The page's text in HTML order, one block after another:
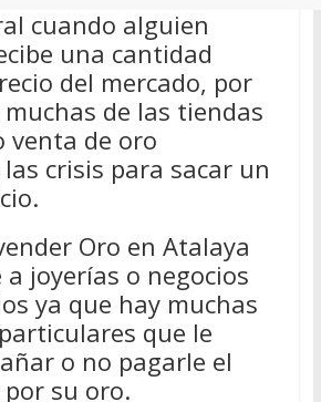
cuando alguien
una cantidad
del mercado, por
de las tiendas
venta de oro
crisis para sacar un
Oro en Atalaya
joyerías o negocios
ya que hay muchas
que le
o no pagarle el
su oro.